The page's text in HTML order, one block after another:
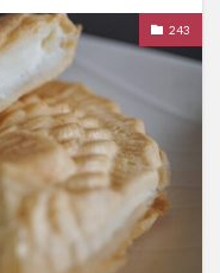
243